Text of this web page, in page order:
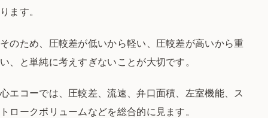
ります。
そのため、圧較差が低いから軽い、圧較差が高いから重
い、と単純に考えすぎないことが大切です。
心エコーでは、圧較差、流速、弁口面積、左室機能、ス
トロークボリュームなどを総合的に見ます。